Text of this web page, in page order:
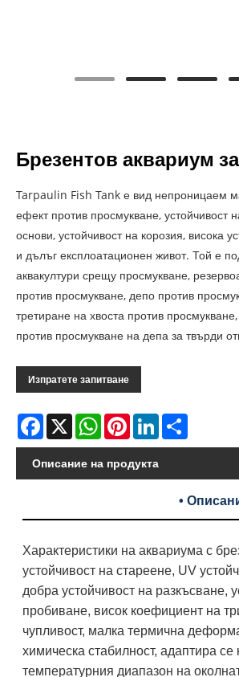
Брезентов аквариум
Tarpaulin Fish Tank е вид непроницаем
ефект против просмукване, устойчивост
основи, устойчивост на корозия, висока
и дълъг експлоатационен живот. Той е
аквакултури срещу просмукване,
против просмукване, депо против
третиране на хвоста против
против просмукване на депа за твърди
Изпратете запитване
Facebook
X WhatsAppPinterestLinkedIn
Описание на продукта
•
Характеристики на аквариума с
устойчивост на стареене, UV
добра устойчивост на разкъсване,
пробиване, висок коефициент на
чупливост, малка термична
химическа стабилност, адаптира се
температурния диапазон на